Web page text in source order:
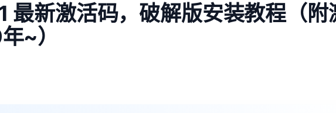
新激活码，破解版安装教程（附
~）